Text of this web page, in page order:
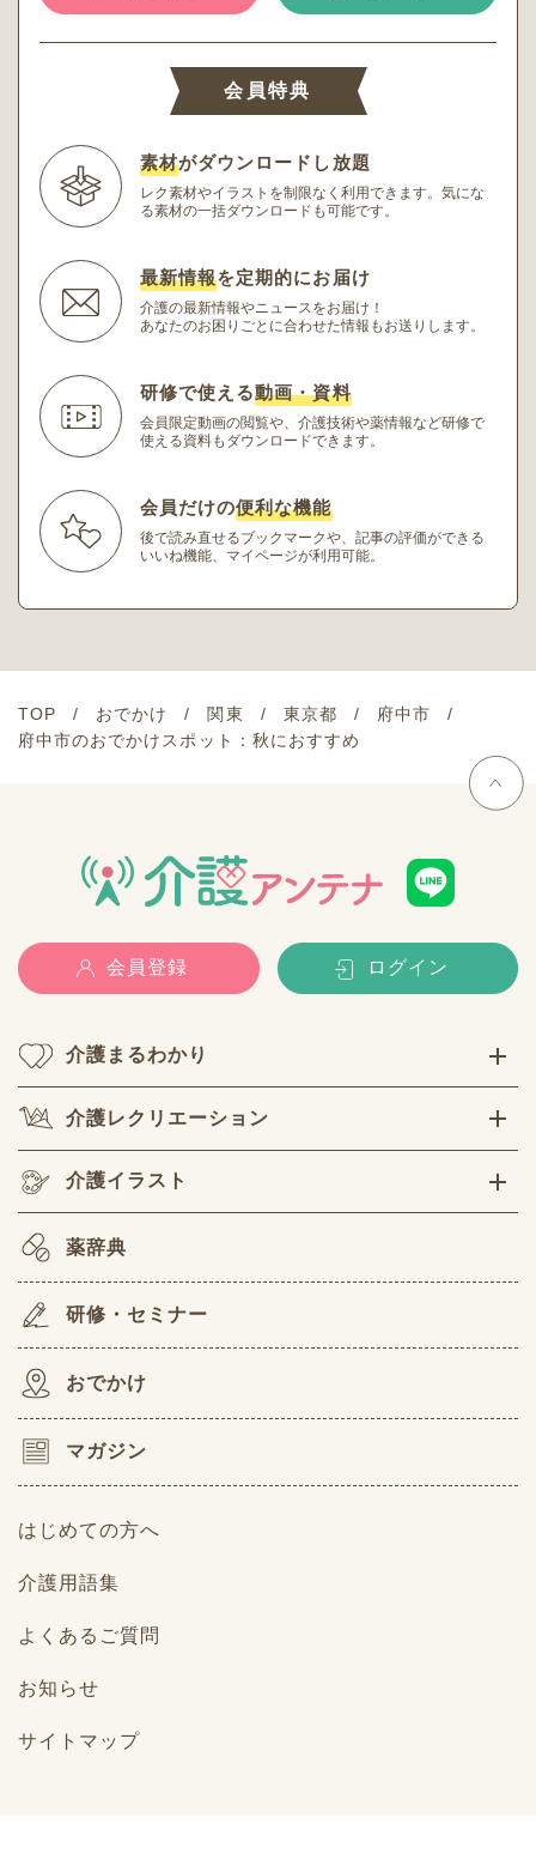
会員特典
素材がダウンロードし放題
レク素材やイラストを制限なく利用できます。 気にな
る素材の一括ダウンロードも可能です。
最新情報を定期的にお届け
介護の最新情報やニュースをお届け！
あなたのお困りごとに合わせた情報もお送りします。
研修で使える動画・資料
会員限定動画の閲覧や、介護技術や薬情報など研修で
使える資料もダウンロードできます。
会員だけの便利な機能
後で読み直せるブックマークや、記事の評価ができる
いいね機能、マイページが利用可能。
TOP おでかけ 関東 東京都
府中市
府中市のおでかけスポット：秋におすすめ
会員登録 ログイン
介護まるわかり
介護レクリエーション
介護イラスト
薬辞典
研修・セミナー
おでかけ
マガジン
はじめての方へ
介護用語集
よくあるご質問
お知らせ
サイトマップ